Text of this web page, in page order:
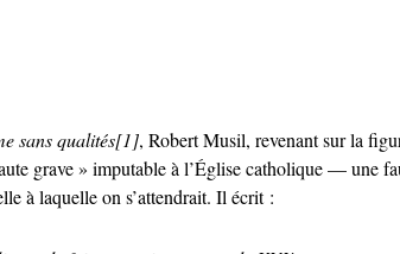
sans qualités[1], Robert Musil, revenant sur la
grave » imputable à l’Église catholique — une
à laquelle on s’attendrait. Il écrit :